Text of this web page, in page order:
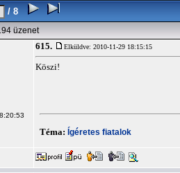
/ 8
üzenet
615. Elküldve: 2010-11-29 18:15:15
Köszi!
Téma: Ígéretes fiatalok